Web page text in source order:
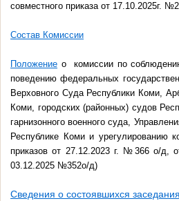
совместного приказа от 17.10.2025г.
Состав Комиссии
Положение о комиссии по
поведению федеральных
Верховного Суда Республики Коми,
Коми, городских (районных) судов
гарнизонного военного суда,
Республике Коми и урегулированию
приказов от 27.12.2023 г. №366 о/д,
03.12.2025 №352о/д)
Сведения о состоявшихся